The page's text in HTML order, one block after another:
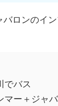
バロンのイ
でバス
マー＋ジャ